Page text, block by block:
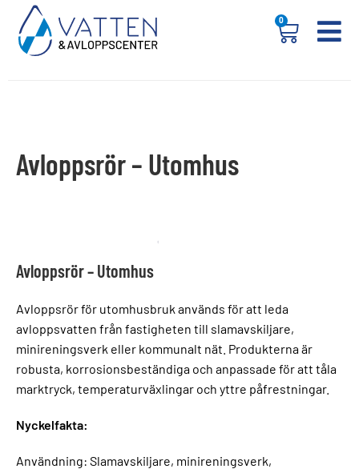
0
Avloppsrör – Utomhus
Avloppsrör – Utomhus
Avloppsrör för utomhusbruk används för att leda
avloppsvatten från fastigheten till slamavskiljare,
minireningsverk eller kommunalt nät. Produkterna är
robusta, korrosionsbeständiga och anpassade för att tåla
marktryck, temperaturväxlingar och yttre påfrestningar.
Nyckelfakta:
Användning: Slamavskiljare, minireningsverk,